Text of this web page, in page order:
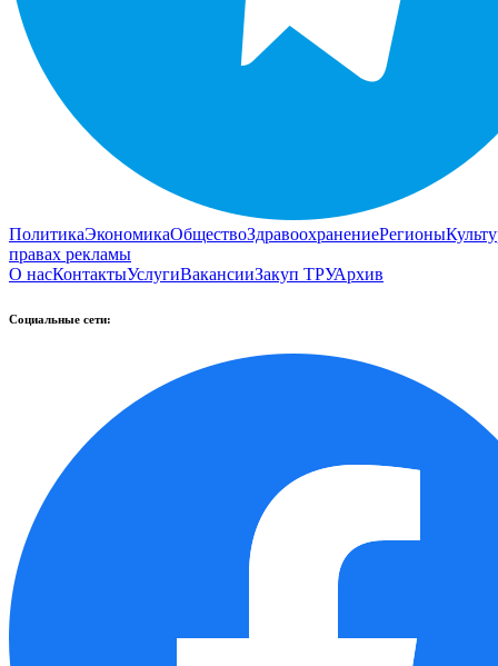
ПолитикаЭкономикаОбществоЗдравоохранениеРегионы
правах рекламы
О насКонтактыУслугиВакансииЗакуп ТРУАрхив
Социальные сети: